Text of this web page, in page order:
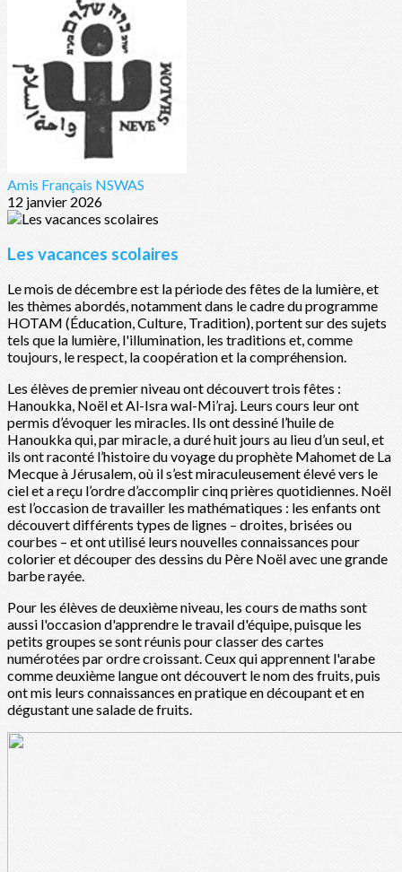
Amis Français NSWAS
12 janvier 2026
Les vacances scolaires
Le mois de décembre est la période des fêtes de la lumière, et
les thèmes abordés, notamment dans le cadre du programme
HOTAM (Éducation, Culture, Tradition), portent sur des sujets
tels que la lumière, l'illumination, les traditions et, comme
toujours, le respect, la coopération et la compréhension.
Les élèves de premier niveau ont découvert trois fêtes :
Hanoukka, Noël et Al-Isra wal-Mi’raj. Leurs cours leur ont
permis d’évoquer les miracles. Ils ont dessiné l’huile de
Hanoukka qui, par miracle, a duré huit jours au lieu d’un seul, et
ils ont raconté l’histoire du voyage du prophète Mahomet de La
Mecque à Jérusalem, où il s’est miraculeusement élevé vers le
ciel et a reçu l’ordre d’accomplir cinq prières quotidiennes. Noël
est l’occasion de travailler les mathématiques : les enfants ont
découvert différents types de lignes – droites, brisées ou
courbes – et ont utilisé leurs nouvelles connaissances pour
colorier et découper des dessins du Père Noël avec une grande
barbe rayée.
Pour les élèves de deuxième niveau, les cours de maths sont
aussi l'occasion d'apprendre le travail d'équipe, puisque les
petits groupes se sont réunis pour classer des cartes
numérotées par ordre croissant. Ceux qui apprennent l'arabe
comme deuxième langue ont découvert le nom des fruits, puis
ont mis leurs connaissances en pratique en découpant et en
dégustant une salade de fruits.